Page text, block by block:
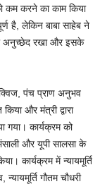
कम करने का काम किया
है, लेकिन बाबा साहेब ने
अनुच्छेद रखा और इसके
पंच प्राण अनुभव
और मंत्री द्वारा
गया। कार्यक्रम को
और यूपी सालसा के
कार्यक्रम में न्यायमूर्ति
न्यायमूर्ति गौतम चौधरी